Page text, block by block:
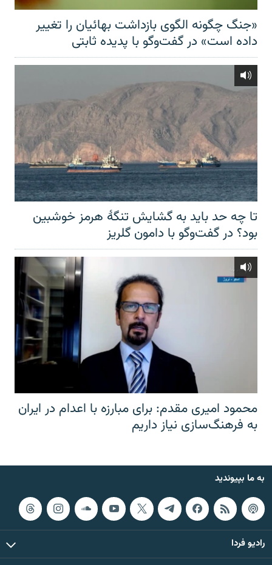
«جنگ چگونه الگوی بازداشت بهائیان را تغییر
داده است» در گفت‌وگو با پدیده ثابتی
تا چه حد باید به گشایش تنگهٔ هرمز خوشبین
بود؟ در گفت‌وگو با دامون گلریز
محمود امیری مقدم: برای مبارزه با اعدام در ایران
به فرهنگ‌سازی نیاز داریم
به ما بپیوندید
رادیو فردا